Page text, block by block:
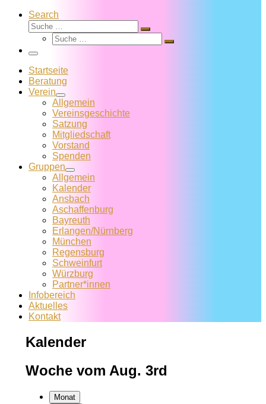
Search
Suche
Suche
Suche
Suche
Menü
Startseite
Beratung
Verein
Allgemein
Vereins­geschichte
Satzung
Mitglied­schaft
Vorstand
Spenden
Gruppen
Allgemein
Kalender
Ansbach
Aschaffenburg
Bayreuth
Erlangen/Nürnberg
München
Regensburg
Schweinfurt
Würzburg
Partner*innen
Infobereich
Aktuelles
Kontakt
Kalender
Woche vom Aug. 3rd
Monat